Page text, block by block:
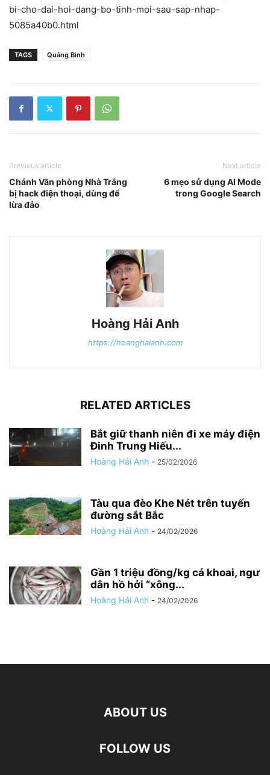
bi-cho-dai-hoi-dang-bo-tinh-moi-sau-sap-nhap-
5085a40b0.html
TAGS Quảng Bình
Previous article
Chánh Văn phòng Nhà Trắng
bị hack điện thoại, dùng để
lừa đảo
Next article
6 mẹo sử dụng AI Mode
trong Google Search
Hoàng Hải Anh
https://hoanghaianh.com
RELATED ARTICLES
Bắt giữ thanh niên đi xe máy điện
Đinh Trung Hiếu...
Hoàng Hải Anh - 25/02/2026
Tàu qua đèo Khe Nét trên tuyến
đường sắt Bắc
Hoàng Hải Anh - 24/02/2026
Gần 1 triệu đồng/kg cá khoai, ngư
dân hồ hởi “xông...
Hoàng Hải Anh - 24/02/2026
ABOUT US
FOLLOW US